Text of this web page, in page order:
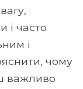
і часто
і
чому
важливо